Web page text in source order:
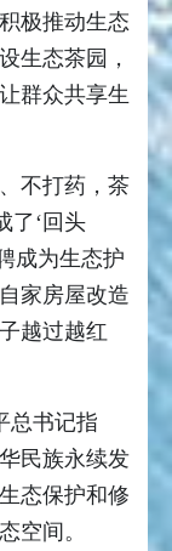
极推动生态
生态茶园，
群众共享生
不打药，茶
了‘回头
成为生态护
家房屋改造
越过越红
总书记指
民族永续发
态保护和修
空间。